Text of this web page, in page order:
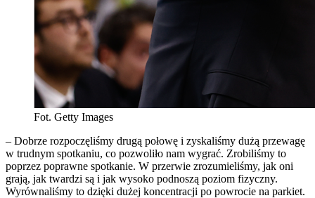
Fot. Getty Images
– Dobrze rozpoczęliśmy drugą połowę i zyskaliśmy dużą przewagę
w trudnym spotkaniu, co pozwoliło nam wygrać. Zrobiliśmy to
poprzez poprawne spotkanie. W przerwie zrozumieliśmy, jak oni
grają, jak twardzi są i jak wysoko podnoszą poziom fizyczny.
Wyrównaliśmy to dzięki dużej koncentracji po powrocie na parkiet.